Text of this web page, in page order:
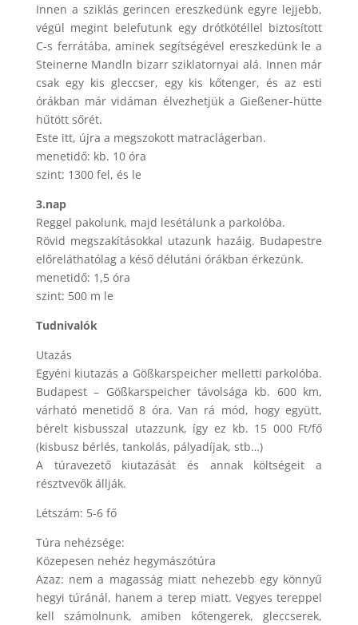
Innen a sziklás gerincen ereszkedünk egyre lejjebb,
végül megint belefutunk egy drótkötéllel biztosított
C-s ferrátába, aminek segítségével ereszkedünk le a
Steinerne Mandln bizarr sziklatornyai alá. Innen már
csak egy kis gleccser, egy kis kőtenger, és az esti
órákban már vidáman élvezhetjük a Gießener-hütte
hűtött sőrét.
Este itt, újra a megszokott matraclágerban.
menetidő: kb. 10 óra
szint: 1300 fel, és le
3.nap
Reggel pakolunk, majd lesétálunk a parkolóba.
Rövid megszakításokkal utazunk hazáig. Budapestre
előreláthatólag a késő délutáni órákban érkezünk.
menetidő: 1,5 óra
szint: 500 m le
Tudnivalók
Utazás
Egyéni kiutazás a Gößkarspeicher melletti parkolóba.
Budapest – Gößkarspeicher távolsága kb. 600 km,
várható menetidő 8 óra. Van rá mód, hogy együtt,
bérelt kisbusszal utazzunk, így ez kb. 15 000 Ft/fő
(kisbusz bérlés, tankolás, pályadíjak, stb…)
A túravezető kiutazását és annak költségeit a
résztvevők állják.
Létszám: 5-6 fő
Túra nehézsége:
Közepesen nehéz hegymászótúra
Azaz: nem a magasság miatt nehezebb egy könnyű
hegyi túránál, hanem a terep miatt. Vegyes tereppel
kell számolnunk, amiben kőtengerek, gleccserek,